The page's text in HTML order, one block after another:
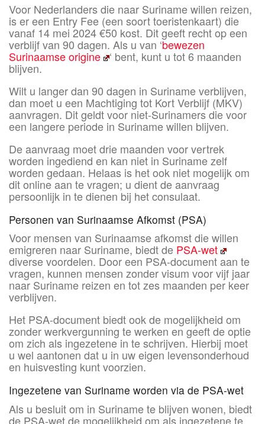
Voor Nederlanders die naar Suriname willen reizen,
is er een Entry Fee (een soort toeristenkaart) die
vanaf 14 mei 2024 €50 kost. Dit geeft recht op een
verblijf van 90 dagen. Als u van ‘bewezen
Surinaamse origine ‘ bent, kunt u tot 6 maanden
blijven.
Wilt u langer dan 90 dagen in Suriname verblijven,
dan moet u een Machtiging tot Kort Verblijf (MKV)
aanvragen. Dit geldt voor niet-Surinamers die voor
een langere periode in Suriname willen blijven.
De aanvraag moet drie maanden voor vertrek
worden ingediend en kan niet in Suriname zelf
worden gedaan. Helaas is het ook niet mogelijk om
dit online aan te vragen; u dient de aanvraag
persoonlijk in te dienen bij het consulaat.
Personen van Surinaamse Afkomst (PSA)
Voor mensen van Surinaamse afkomst die willen
emigreren naar Suriname, biedt de PSA-wet
diverse voordelen. Door een PSA-document aan te
vragen, kunnen mensen zonder visum voor vijf jaar
naar Suriname reizen en tot zes maanden per keer
verblijven.
Het PSA-document biedt ook de mogelijkheid om
zonder werkvergunning te werken en geeft de optie
om zich als ingezetene in te schrijven. Hierbij moet
u wel aantonen dat u in uw eigen levensonderhoud
en huisvesting kunt voorzien.
Ingezetene van Suriname worden via de PSA-wet
Als u besluit om in Suriname te blijven wonen, biedt
de PSA-wet de mogelijkheid om als ingezetene te